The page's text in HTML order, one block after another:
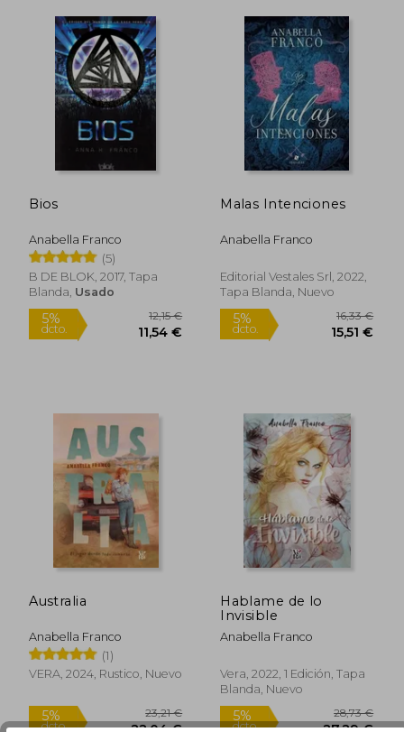
dcto. dcto.
Bios
Anabella Franco
(5)
B DE BLOK, 2017, Tapa
Blanda, Usado
5%
dcto.
Malas Intenciones
Anabella Franco
Editorial Vestales Srl, 2022,
Tapa Blanda, Nuevo
5%
dcto.
Australia
Anabella Franco
(1)
VERA, 2024, Rustico, Nuevo
Hablame de lo
Invisible
Anabella Franco
Vera, 2022, 1 Edición, Tapa
Blanda, Nuevo